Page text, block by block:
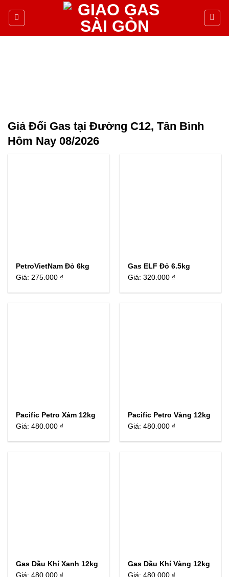
Giá Đổi Gas tại Đường C12, Tân Bình
Hôm Nay 08/2026
PetroVietNam Đỏ 6kg
Giá:275.000 ₫
Gas ELF Đỏ 6.5kg
Giá:320.000 ₫
Pacific Petro Xám 12kg
Giá:480.000 ₫
Pacific Petro Vàng 12kg
Giá:480.000 ₫
Gas Dầu Khí Xanh 12kg
Giá:480.000 ₫
Gas Dầu Khí Vàng 12kg
Giá:480.000 ₫